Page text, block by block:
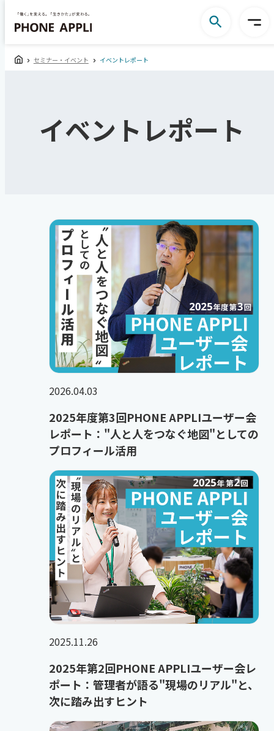
セミナー・イベント イベントレポート
イベントレポート
2026.04.03
2025年度第3回PHONE APPLIユーザー会
レポート："人と人をつなぐ地図"としての
プロフィール活用
2025.11.26
2025年第2回PHONE APPLIユーザー会レ
ポート：管理者が語る"現場のリアル"と、
次に踏み出すヒント